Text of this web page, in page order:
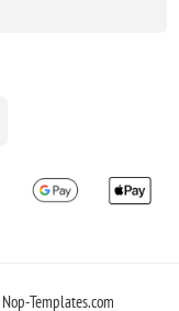
Nop-Templates.com